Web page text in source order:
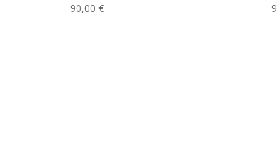
90,00 €